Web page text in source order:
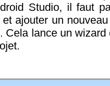
Studio, il faut
ajouter un
Cela lance un